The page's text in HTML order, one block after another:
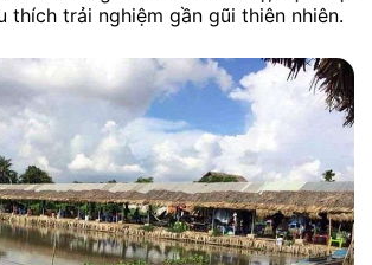
thích trải nghiệm gần gũi thiên nhiên.